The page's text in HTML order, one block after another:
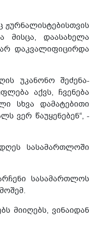
ჟურნალისტებისთვის
მისცა, დაასახელა
დაკვალიფიცირდა
უკანონო შეძენა-
აქვს, ჩვენება
სხვა დამატებითი
ვერ წაუყენებენ“, -
სასამართლოში
სასამართლოს
მიიღებს, ვინაიდან